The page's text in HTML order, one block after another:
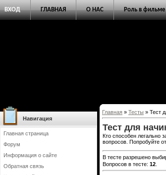
ВХОД ГЛАВНАЯ О НАС Роль в фильме
Навигация
Главная страница
Форум
Информация о сайте
Обратная связь
Главная » Тесты » Тест
Тест для
Кто способен легально
вопросов. Попробуйте
В тесте разрешено
Вопросов в тесте: 12